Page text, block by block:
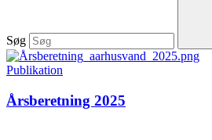
Søg
Publikation
Årsberetning 2025